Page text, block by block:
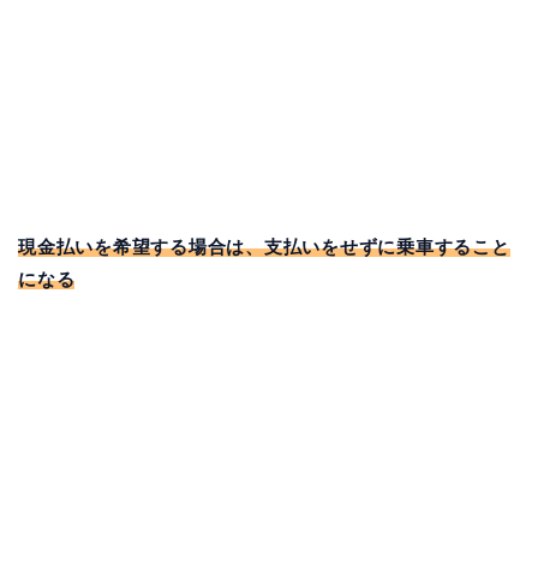
現金払いを希望する場合は、支払いをせずに乗車すること
になる